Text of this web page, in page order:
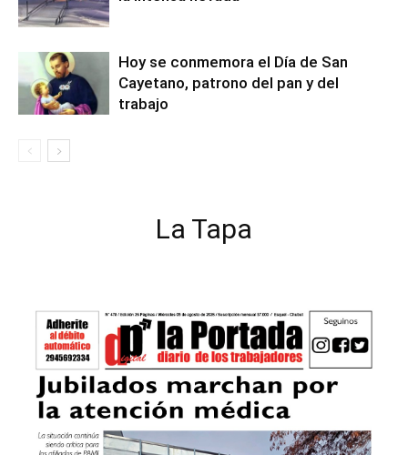
Hoy se conmemora el Día de San
Cayetano, patrono del pan y del
trabajo
La Tapa